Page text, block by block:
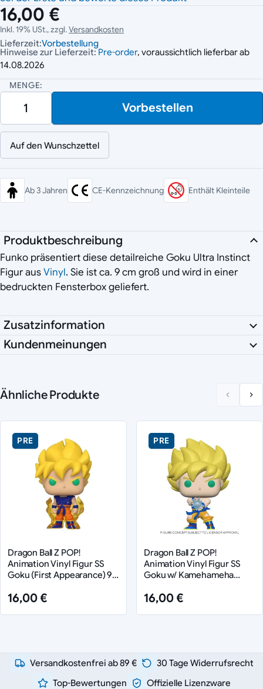
16,00 €
Inkl. 19% USt., zzgl.Versandkosten
Lieferzeit:Vorbestellung
Hinweise zur Lieferzeit: Pre-order, voraussichtlich lieferbar ab
14.08.2026
MENGE:
Vorbestellen
Auf den Wunschzettel
Ab 3 Jahren CE-Kennzeichnung Enthält Kleinteile
Produktbeschreibung
Funko präsentiert diese detailreiche Goku Ultra Instinct
Figur ausVinyl. Sie ist ca. 9 cm groß und wird in einer
bedruckten Fensterbox geliefert.
Zusatzinformation
Kundenmeinungen
Ähnliche Produkte
PRE
Dragon Ball Z POP!
Animation Vinyl Figur SS
Goku (First Appearance) 9
16,00 €
PRE
Dragon Ball Z POP!
Animation Vinyl Figur SS
Goku w/ Kamehameha
16,00 €
Versandkostenfrei ab 89 €
30 Tage Widerrufsrecht
Top-Bewertungen
Offizielle Lizenzware